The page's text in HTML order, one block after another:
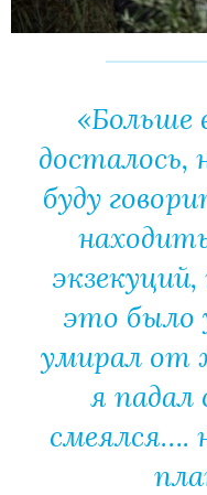
«Больше
досталось,
буду
это было
умирал от
я падал
смеялся….